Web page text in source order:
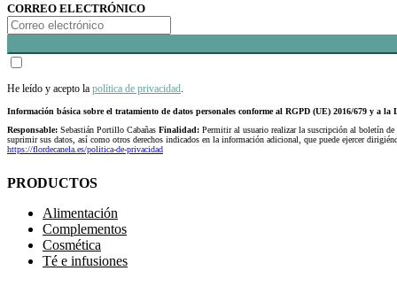
CORREO ELECTRÓNICO
He leído y acepto la política de privacidad
Información básica sobre el tratamiento de datos personales conforme al RGPD (UE) 2016/679 y a la
Responsable: Sebastián Portillo Cabañas Finalidad: Permitir al usuario realizar la suscripción al boletín
suprimir sus datos, así como otros derechos indicados en la información adicional, que puede ejercer
https://flordecanela.es/politica-de-privacidad
PRODUCTOS
Alimentación
Complementos
Cosmética
Té e infusiones